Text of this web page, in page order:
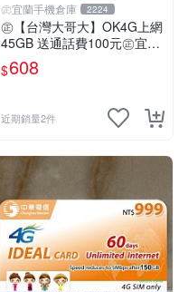
㊣宜蘭手機倉庫 2224
㊣【台灣大哥大】OK4G上網
45GB 送通話費100元㊣宜蘭
手機倉庫
$608
近期銷量2件